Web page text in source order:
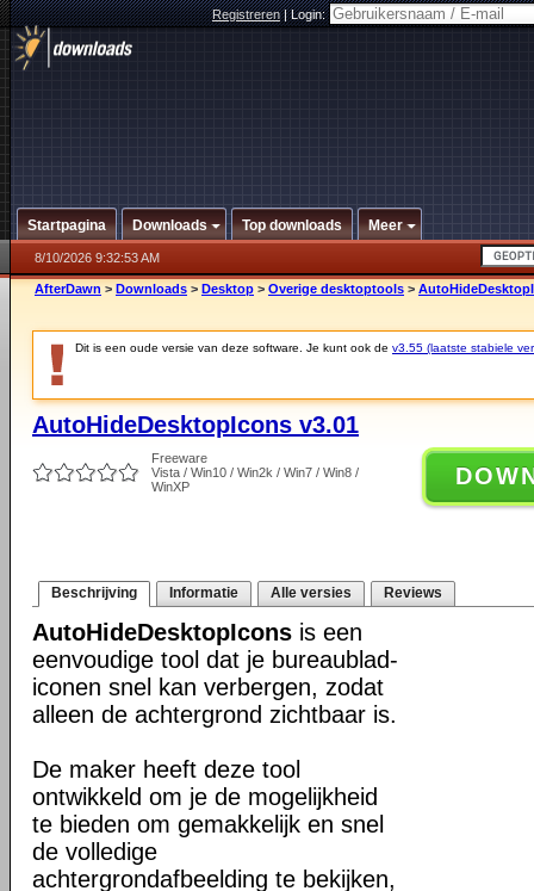
Registreren|Login:
Startpagina Downloads Top downloads Meer
8/10/2026 9:32:53 AM
AfterDawn > Downloads > Desktop > Overige desktoptools >
Dit is een oude versie van deze software. Je kunt ook de v3.55 (laatste stabiele
AutoHideDesktopIcons v3.01
Freeware
Vista / Win10 / Win2k / Win7 / Win8 /
WinXP
Beschrijving Informatie Alle versies Reviews
AutoHideDesktopIcons is een
eenvoudige tool dat je bureaublad-
iconen snel kan verbergen, zodat
alleen de achtergrond zichtbaar is.
De maker heeft deze tool
ontwikkeld om je de mogelijkheid
te bieden om gemakkelijk en snel
de volledige
achtergrondafbeelding te bekijken,